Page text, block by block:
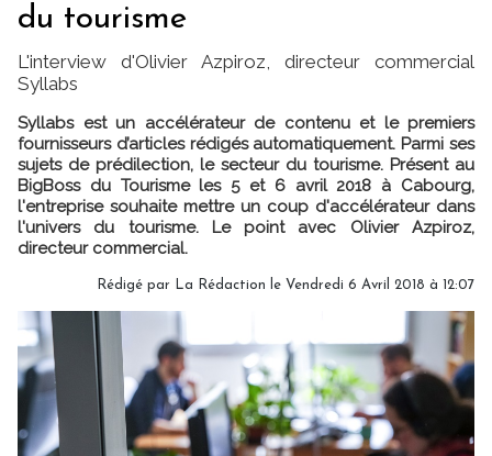
du tourisme
L'interview d'Olivier Azpiroz, directeur commercial
Syllabs
Syllabs est un accélérateur de contenu et le premiers
fournisseurs d’articles rédigés automatiquement. Parmi ses
sujets de prédilection, le secteur du tourisme. Présent au
BigBoss du Tourisme les 5 et 6 avril 2018 à Cabourg,
l'entreprise souhaite mettre un coup d'accélérateur dans
l'univers du tourisme. Le point avec Olivier Azpiroz,
directeur commercial.
Rédigé par La Rédaction le Vendredi 6 Avril 2018 à 12:07